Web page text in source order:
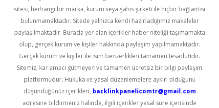
sitesi, herhangi bir marka, kurum veya şahıs şirketi ile hiçbir bağlantısı
bulunmamaktadır. Sitede yalnızca kendi hazırladığımız makaleler
paylaşılmaktadır. Burada yer alan içerikler haber niteliği taşımamakta
olup, gerçek kurum ve kişiler hakkında paylaşım yapılmamaktadır.
Gerçek kurum ve kişiler ile isim benzerlikleri tamamen tesadüfidir.
Sitemiz, kar amacı gütmeyen ve tamamen ücretsiz bir bilgi paylaşım
platformudur. Hukuka ve yasal düzenlemelere aykırı olduğunu
düşündüğünüz içerikleri, backlinkpanelicomtr@gmail.com
adresine bildirmeniz halinde, ilgili içerikler yasal süre içerisinde